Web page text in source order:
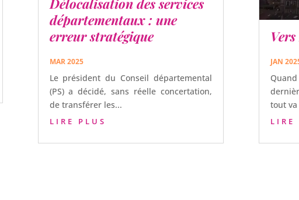
départementaux : une
erreur stratégique
MAR 2025
Le président du Conseil départemental
(PS) a décidé, sans réelle concertation,
de transférer les...
LIRE PLUS
JAN
tout va
LIRE